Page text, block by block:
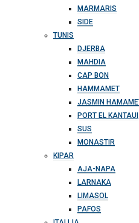
MARMARIS
SIDE
TUNIS
DJERBA
MAHDIA
CAP BON
HAMMAMET
JASMIN
PORT EL KANTAUI
SUS
MONASTIR
KIPAR
AJA-NAPA
LARNAKA
LIMASOL
PAFOS